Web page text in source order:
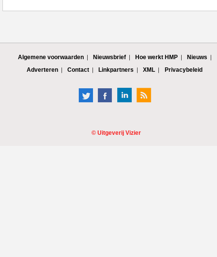
Algemene voorwaarden Nieuwsbrief Hoe werkt HMP
Nieuws
Adverteren
Contact Linkpartners XML Privacybeleid
© Uitgeverij Vizier